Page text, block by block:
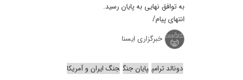
به توافق نهایی به پایان رسید.
انتهای پیام/
خبرگزاری ایسنا
دونالد ترامپ پایان جنگ جنگ ایران و آمریکا